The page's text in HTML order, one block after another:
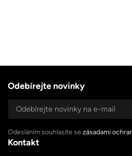
Odebírejte novinky
Odesláním souhlasíte se zásadami
Kontakt